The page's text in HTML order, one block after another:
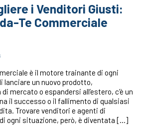
i Venditori Giusti:
Te Commerciale
è il motore trainante di ogni
lanciare un nuovo prodotto,
mercato o espandersi all’estero, c’è un
il successo o il fallimento di qualsiasi
Trovare venditori e agenti di
ogni situazione, però, è diventata […]